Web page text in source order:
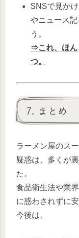
SNSで見か
やニュース
う。
⇒これ、ほん
つ。
7. まとめ
ラーメン屋のス
疑惑は、多くが
た。
食品衛生法や業
に惑わされずに
今後は、